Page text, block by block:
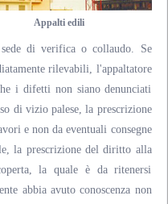
Appalti edili
sede di verifica o collaudo. Se
rilevabili, l'appaltatore
i difetti non siano denunciati
di vizio palese, la prescrizione
e non da eventuali consegne
la prescrizione del diritto alla
la quale è da ritenersi
abbia avuto conoscenza non